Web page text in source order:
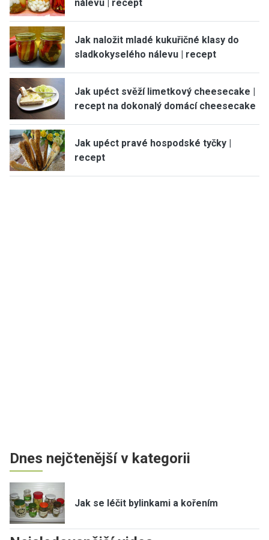
nálevu | recept
Jak naložit mladé kukuřičné klasy do
sladkokyselého nálevu | recept
Jak upéct svěží limetkový cheesecake |
recept na dokonalý domácí cheesecake
Jak upéct pravé hospodské tyčky |
recept
Dnes nejčtenější v kategorii
Jak se léčit bylinkami a kořením